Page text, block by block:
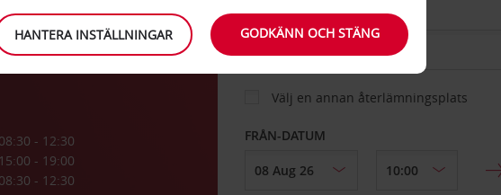
08:30 - 12:30
15:00 - 19:00
08:30 - 12:30
HÄMTA FRÅN
Välj en annan återlämningsplats
FRÅN-DATUM
HANTERA INSTÄLLNINGAR GODKÄNN OCH STÄNG